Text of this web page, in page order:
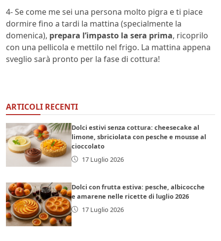
4- Se come me sei una persona molto pigra e ti piace
dormire fino a tardi la mattina (specialmente la
domenica), prepara l’impasto la sera prima, ricoprilo
con una pellicola e mettilo nel frigo. La mattina appena
sveglio sarà pronto per la fase di cottura!
ARTICOLI RECENTI
Dolci estivi senza cottura: cheesecake al
limone, sbriciolata con pesche e mousse al
cioccolato
17 Luglio 2026
Dolci con frutta estiva: pesche, albicocche
e amarene nelle ricette di luglio 2026
17 Luglio 2026